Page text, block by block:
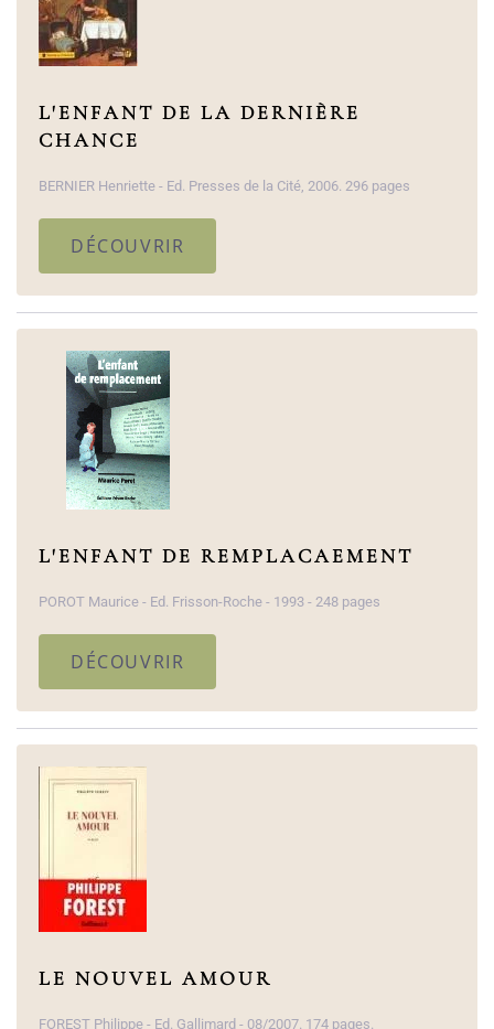
L'ENFANT DE LA DERNIÈRE
CHANCE
BERNIER Henriette - Ed. Presses de la Cité, 2006. 296 pages
DÉCOUVRIR
L'ENFANT DE REMPLACAEMENT
POROT Maurice - Ed. Frisson-Roche - 1993 - 248 pages
DÉCOUVRIR
LE NOUVEL AMOUR
FOREST Philippe - Ed. Gallimard - 08/2007. 174 pages.